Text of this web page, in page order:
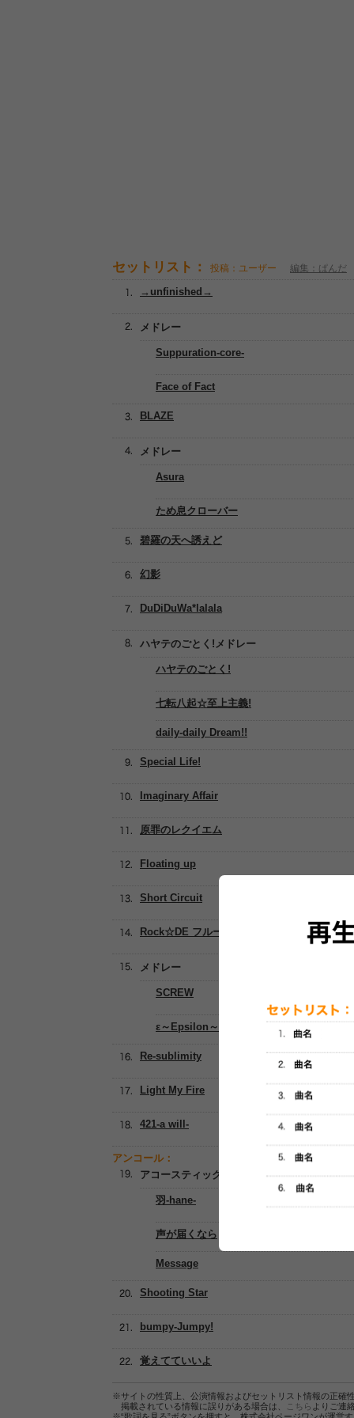
セットリスト： 投稿：ユーザー 編集：ぱんだ
→unfinished→
メドレー
Suppuration-core-
Face of Fact
BLAZE
メドレー
Asura
ため息クローバー
碧羅の天へ誘えど
幻影
DuDiDuWa*lalala
ハヤテのごとく!メドレー
ハヤテのごとく!
七転八起☆至上主義!
daily-daily Dream!!
Special Life!
Imaginary Affair
原罪のレクイエム
Floating up
Short Circuit
Rock☆DE フルーツバスケット♪
メドレー
SCREW
ε～Epsilon～
Re-sublimity
Light My Fire
421-a will-
アンコール：
アコースティックメドレー
羽-hane-
声が届くなら
Message
Shooting Star
bumpy-Jumpy!
覚えてていいよ
※サイトの性質上、公演情報およびセットリスト情報の正確
掲載されている情報に誤りがある場合は、
こちら よりご連